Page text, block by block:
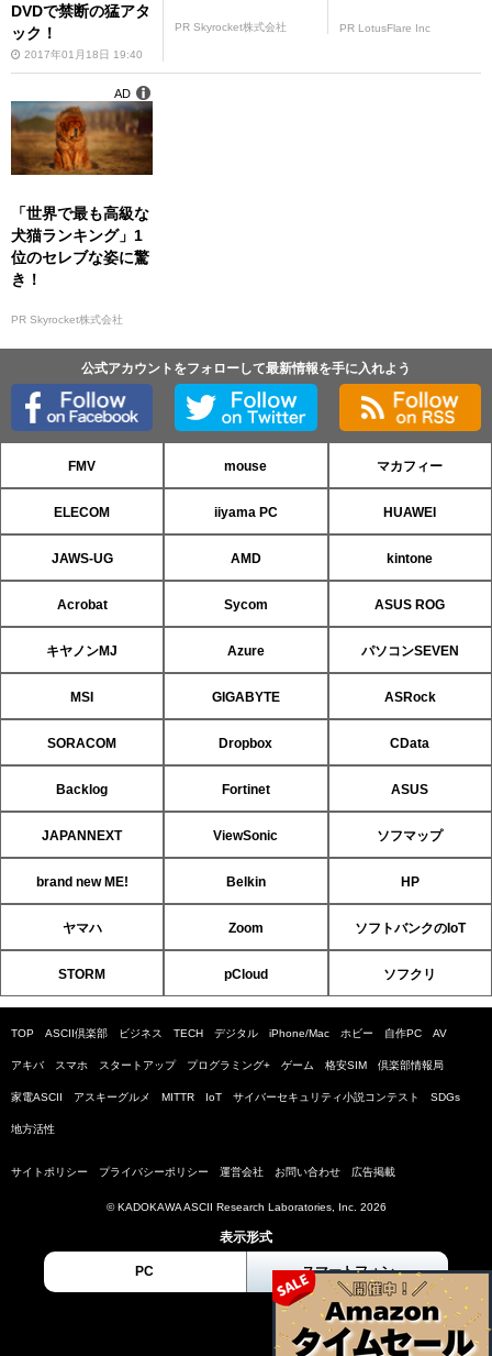
DVDで禁断の猛アタ
ック！
2017年01月18日 19:40
PR Skyrocket株式会社 PR LotusFlare Inc
「世界で最も高級な
犬猫ランキング」1
位のセレブな姿に驚
き！
PR Skyrocket株式会社
AD
公式アカウントをフォローして最新情報を手に入れよう
FMV mouse マカフィー
ELECOM iiyama PC HUAWEI
JAWS-UG AMD kintone
Acrobat Sycom ASUS ROG
キヤノンMJ Azure パソコンSEVEN
MSI GIGABYTE ASRock
SORACOM Dropbox CData
Backlog Fortinet ASUS
JAPANNEXT ViewSonic ソフマップ
brand new ME! Belkin HP
ヤマハ Zoom ソフトバンクのIoT
STORM pCloud ソフクリ
TOP ASCII倶楽部 ビジネス TECH デジタル iPhone/Mac ホビー 自作PC AV
アキバ スマホ スタートアップ プログラミング+ ゲーム 格安SIM 倶楽部情報局
家電ASCII アスキーグルメ MITTR IoT サイバーセキュリティ小説コンテスト SDGs
地方活性
サイトポリシー プライバシーポリシー 運営会社 お問い合わせ 広告掲載
© KADOKAWA ASCII Research Laboratories, Inc. 2026
表示形式
PC スマートフォン